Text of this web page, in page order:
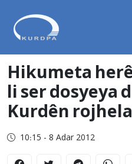
Hikumeta
li ser dosyeya
Kurdên
10:15 - 8 Adar 2012